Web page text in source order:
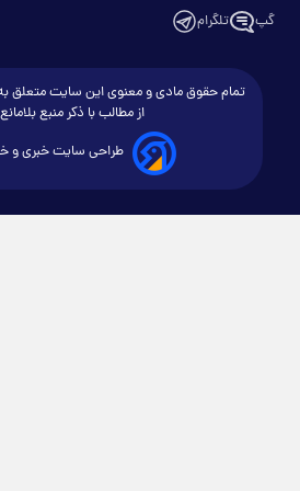
گپ تلگرام
تمام حقوق مادی و معنوی این سایت متعلق به
از مطالب با ذکر منبع
طراحی سایت خبری و